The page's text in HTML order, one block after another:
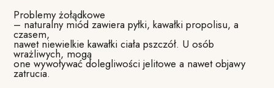
Problemy żołądkowe
– naturalny miód zawiera pyłki, kawałki propolisu, a
czasem,
nawet niewielkie kawałki ciała pszczół. U osób
wrażliwych, mogą
one wywoływać dolegliwości jelitowe a nawet objawy
zatrucia.